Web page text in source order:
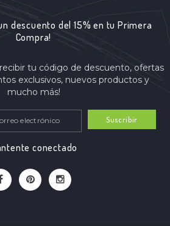
descuento del 15% en tu Primera
Compra!
tu código de descuento, ofertas
exclusivos, nuevos productos y
mucho más!
Suscribir
conectado